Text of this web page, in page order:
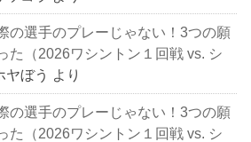
の選手のプレーじゃない！3つの願
た（2026ワシントン１回戦 vs. シ
ヤぼう より
の選手のプレーじゃない！3つの願
た（2026ワシントン１回戦 vs. シ